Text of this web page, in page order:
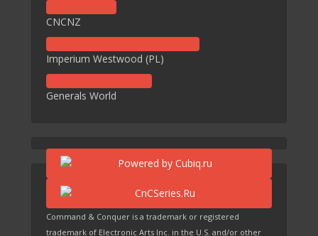
CNCNZ
Imperium Westwood (PL)
Generals World
Command & Conquer is a trademark or registered
trademark of Electronic Arts Inc. in the U.S. and/or other